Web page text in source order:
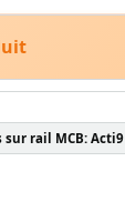
rail MCB: Acti9